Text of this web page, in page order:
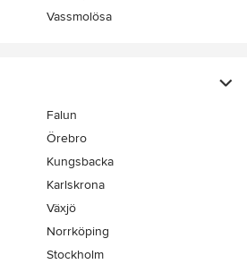
Vassmolösa
Falun
Örebro
Kungsbacka
Karlskrona
Växjö
Norrköping
Stockholm